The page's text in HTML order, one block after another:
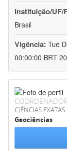
Instituição/UF/
Brasil
Vigência: Tue
00:00:00 BRT
CIÊNCIAS EXATAS
Geociências